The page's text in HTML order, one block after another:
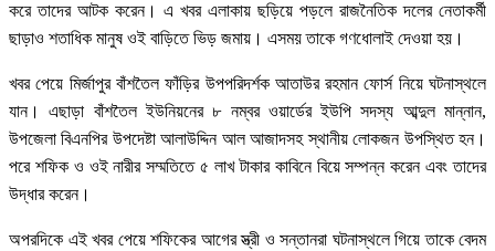
করে তাদের আটক করেন। এ খবর এলাকায় ছড়িয়ে পড়লে রাজনৈতিক দলের নেতাকর্মী
ছাড়াও শতাধিক মানুষ ওই বাড়িতে ভিড় জমায়। এসময় তাকে গণধোলাই দেওয়া হয়।
খবর পেয়ে মির্জাপুর বাঁশতৈল ফাঁড়ির উপপরিদর্শক আতাউর রহমান ফোর্স নিয়ে ঘটনাস্থলে
যান। এছাড়া বাঁশতৈল ইউনিয়নের ৮ নম্বর ওয়ার্ডের ইউপি সদস্য আব্দুল মান্নান,
উপজেলা বিএনপির উপদেষ্টা আলাউদ্দিন আল আজাদসহ স্থানীয় লোকজন উপস্থিত হন।
পরে শফিক ও ওই নারীর সম্মতিতে ৫ লাখ টাকার কাবিনে বিয়ে সম্পন্ন করেন এবং তাদের
উদ্ধার করেন।
অপরদিকে এই খবর পেয়ে শফিকের আগের স্ত্রী ও সন্তানরা ঘটনাস্থলে গিয়ে তাকে বেদম